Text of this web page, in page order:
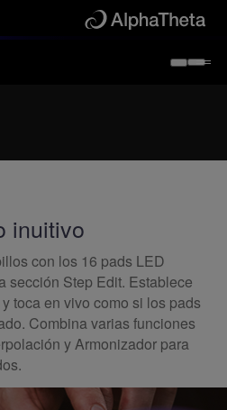
inuitivo
con los 16 pads LED
sección Step Edit. Establece
toca en vivo como si los pads
Combina varias funciones
y Armonizador para